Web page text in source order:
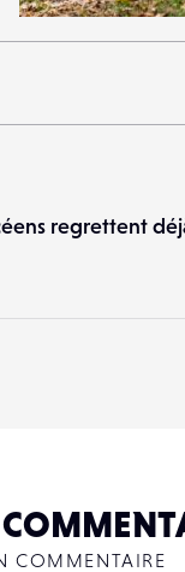
0
33
regrettent
COMMENTAIRE